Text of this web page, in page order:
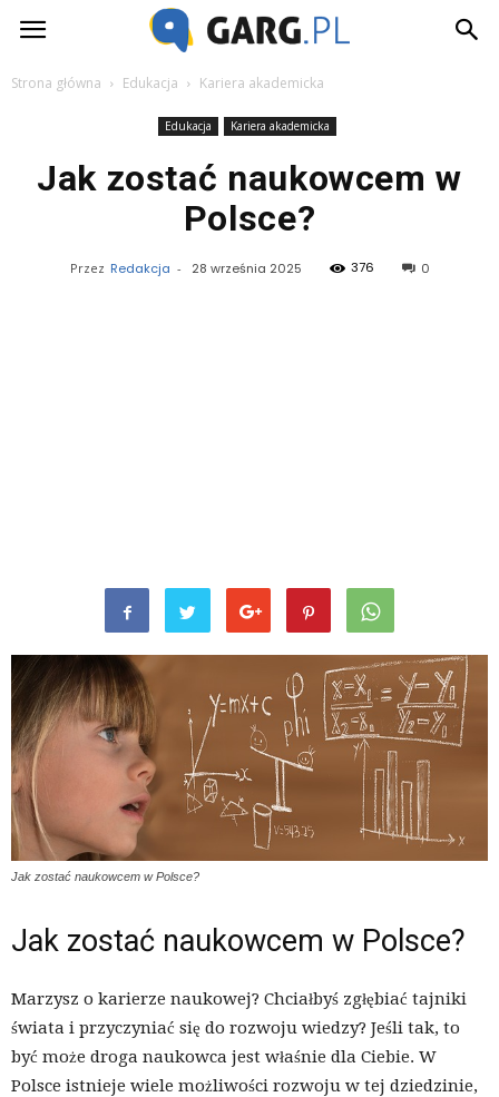
Garg.pl
Strona główna Edukacja Kariera akademicka
Edukacja Kariera akademicka
Jak zostać naukowcem w
Polsce?
Przez Redakcja - 28 września 2025 376 0
Jak zostać naukowcem w Polsce?
Jak zostać naukowcem w Polsce?
Marzysz o karierze naukowej? Chciałbyś zgłębiać tajniki
świata i przyczyniać się do rozwoju wiedzy? Jeśli tak, to
być może droga naukowca jest właśnie dla Ciebie. W
Polsce istnieje wiele możliwości rozwoju w tej dziedzinie,